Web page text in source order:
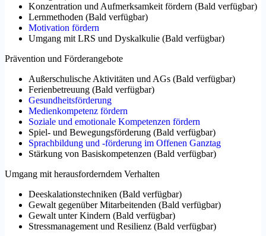
Konzentration und Aufmerksamkeit fördern (Bald verfügbar)
Lernmethoden (Bald verfügbar)
Motivation fördern
Umgang mit LRS und Dyskalkulie (Bald verfügbar)
Prävention und Förderangebote
Außerschulische Aktivitäten und AGs (Bald verfügbar)
Ferienbetreuung (Bald verfügbar)
Gesundheitsförderung
Medienkompetenz fördern
Soziale und emotionale Kompetenzen fördern
Spiel- und Bewegungsförderung (Bald verfügbar)
Sprachbildung und -förderung im Offenen Ganztag
Stärkung von Basiskompetenzen (Bald verfügbar)
Umgang mit herausforderndem Verhalten
Deeskalationstechniken (Bald verfügbar)
Gewalt gegenüber Mitarbeitenden (Bald verfügbar)
Gewalt unter Kindern (Bald verfügbar)
Stressmanagement und Resilienz (Bald verfügbar)